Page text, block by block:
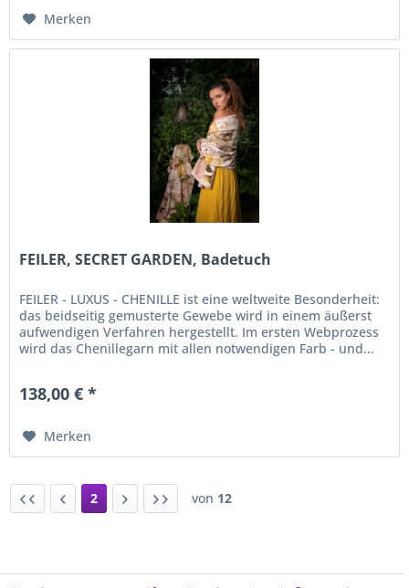
Merken
FEILER, SECRET GARDEN, Badetuch
FEILER - LUXUS - CHENILLE ist eine weltweite Besonderheit:
das beidseitig gemusterte Gewebe wird in einem äußerst
aufwendigen Verfahren hergestellt. Im ersten Webprozess
wird das Chenillegarn mit allen notwendigen Farb - und...
138,00 € *
Merken
2 von 12